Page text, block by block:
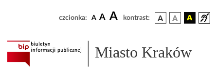
czcionka: A A A kontrast:
Miasto Kraków